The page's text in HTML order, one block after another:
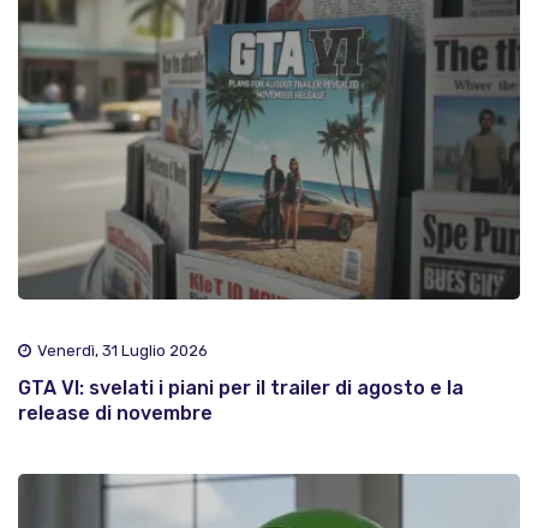
Venerdì, 31 Luglio 2026
GTA VI: svelati i piani per il trailer di agosto e la
release di novembre